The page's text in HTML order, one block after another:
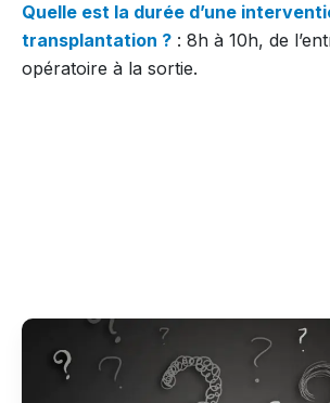
Quelle est la durée d’une
transplantation ? : 8h à 10h, de
opératoire à la sortie.